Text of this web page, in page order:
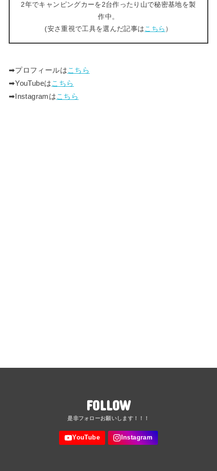
2年でキャンピングカーを2台作ったり山で秘密基地を製
作中。
(安さ重視で工具を選んだ記事はこちら ）
➡︎プロフィールはこちら
➡︎YouTubeはこちら
➡︎Instagramはこちら
FOLLOW